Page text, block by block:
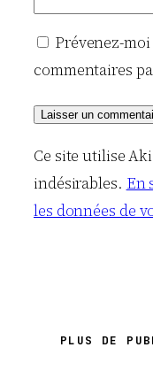
Prévenez-
commentaires
Ce site utilise
indésirables. En
les données de
PLUS DE